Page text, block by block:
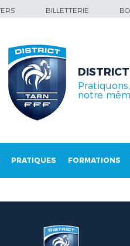
BILLETTERIE
notre
PRATIQUES FORMATIONS